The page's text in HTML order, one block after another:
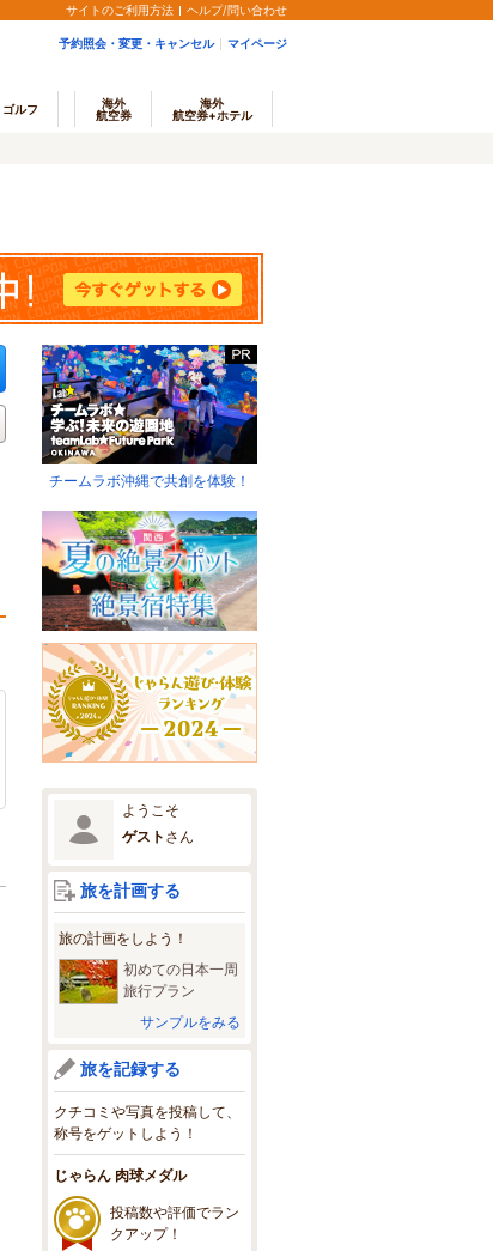
サイトのご利用方法 ヘルプ/問い合わせ
予約照会・変更・キャンセル マイページ
ゴルフ
海外
航空券
海外
航空券+ホテル
チームラボ沖縄で共創を体験！
ようこそ
ゲスト さん
旅を計画する
旅の計画をしよう！
初めての日本一周
旅行プラン
サンプルをみる
旅を記録する
クチコミや写真を投稿して、
称号をゲットしよう！
じゃらん 肉球メダル
投稿数や評価でラン
クアップ！